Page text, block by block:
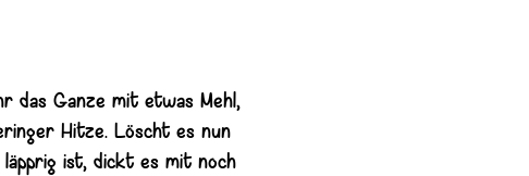
das Ganze mit etwas Mehl,
Hitze. Löscht es nun
ist, dickt es mit noch